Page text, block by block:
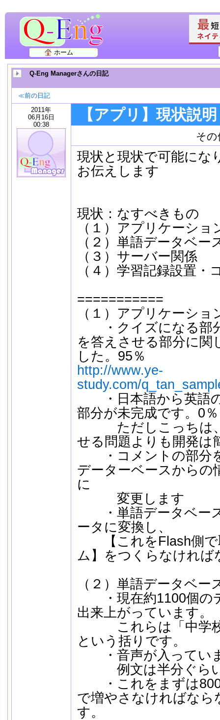
ホーム
Q-Eng Managerさんの日記
≪前の日記
2011年
06月16日
00:38
【アプリ】現状説明
その
現状と現状で可能にな
お伝えします
現状：なすべきもの
（１）アプリケーショ
（２）単語データベー
（３）サーバー関係
（４）学習記録設置・
===========
（１）アプリケーショ
・クイズになる部
を答えさせる部分に関
した。95％
http://www.ye-
study.com/
・日本語から英語
部分が未完成です。0％
ただしこっちは、
せる問題よりも開発は
・コメントの部分
データーベースからの
に
変更します
・単語データベー
ータに変換し、
【これをFlash側で
ム】をつくらなければ
（２）単語データベー
・現在約1100個の
出来上がっています。
これらは「中学校
という括りです。
・音声が入ってい
例文は半分ぐらい
・これをまずは
で増やさなければなら
す。